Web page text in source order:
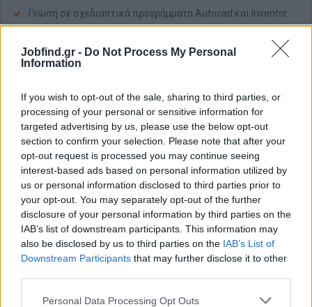
Jobfind.gr - Do Not Process My Personal
Information
If you wish to opt-out of the sale, sharing to third parties, or
processing of your personal or sensitive information for
targeted advertising by us, please use the below opt-out
section to confirm your selection. Please note that after your
opt-out request is processed you may continue seeing
interest-based ads based on personal information utilized by
us or personal information disclosed to third parties prior to
your opt-out. You may separately opt-out of the further
disclosure of your personal information by third parties on the
IAB’s list of downstream participants. This information may
also be disclosed by us to third parties on the IAB’s List of
Downstream Participants that may further disclose it to other
Personal Data Processing Opt Outs
Γνώση σε σχεδιαστικά προγράμματα Αutocad και Ιnventor.
Θέσεις εργασίας